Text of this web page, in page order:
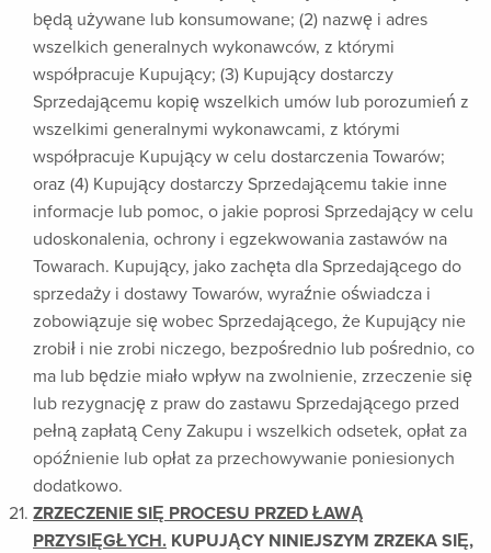
będą używane lub konsumowane; (2) nazwę i adres
wszelkich generalnych wykonawców, z którymi
współpracuje Kupujący; (3) Kupujący dostarczy
Sprzedającemu kopię wszelkich umów lub porozumień z
wszelkimi generalnymi wykonawcami, z którymi
współpracuje Kupujący w celu dostarczenia Towarów;
oraz (4) Kupujący dostarczy Sprzedającemu takie inne
informacje lub pomoc, o jakie poprosi Sprzedający w celu
udoskonalenia, ochrony i egzekwowania zastawów na
Towarach. Kupujący, jako zachęta dla Sprzedającego do
sprzedaży i dostawy Towarów, wyraźnie oświadcza i
zobowiązuje się wobec Sprzedającego, że Kupujący nie
zrobił i nie zrobi niczego, bezpośrednio lub pośrednio, co
ma lub będzie miało wpływ na zwolnienie, zrzeczenie się
lub rezygnację z praw do zastawu Sprzedającego przed
pełną zapłatą Ceny Zakupu i wszelkich odsetek, opłat za
opóźnienie lub opłat za przechowywanie poniesionych
dodatkowo.
ZRZECZENIE SIĘ PROCESU PRZED ŁAWĄ
PRZYSIĘGŁYCH. KUPUJĄCY NINIEJSZYM ZRZEKA SIĘ,